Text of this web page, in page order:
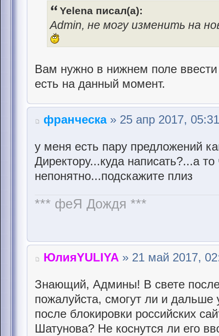
Yelena писал(а):
Admin, не могу изменить на
Вам нужно в нижнем поле
есть на данный момент.
франческа» 25 апр 2017, 05:31
у меня есть пару предложений
Директору...куда написать?...а
непонятно...подскажите плиз
*** феЯ Дождя ***
ЮлияYULIYA » 21 май 2017,
Знающий, Админы! В свете
пожалуйста, смогут ли и дальше
после блокировки российских
Шатунова? Не коснутся ли его